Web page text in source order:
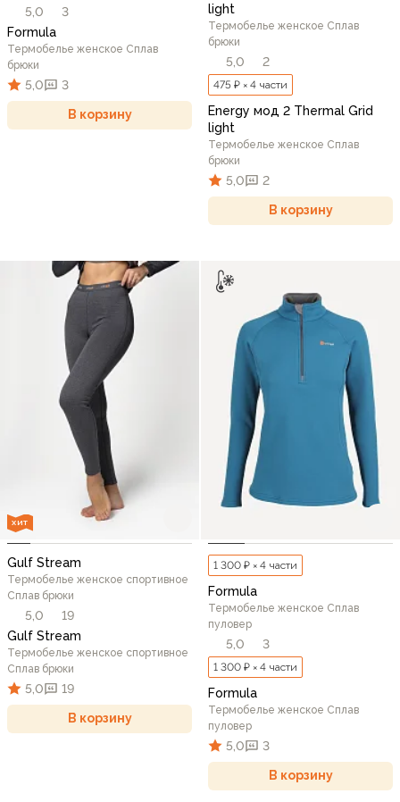
5,0
3
Formula
Термобелье женское Сплав
брюки
5,0 3
В корзину
light
Термобелье женское Сплав
брюки
5,0 2
475 ₽ × 4 части
Energy мод 2 Thermal Grid
light
Термобелье женское Сплав
брюки
5,0 2
В корзину
ХИТ
Gulf Stream
Термобелье женское спортивное
Сплав брюки
5,0
19
Gulf Stream
Термобелье женское спортивное
Сплав брюки
5,0 19
В корзину
1 300 ₽ × 4 части
Formula
Термобелье женское Сплав
пуловер
5,0 3
1 300 ₽ × 4 части
Formula
Термобелье женское Сплав
пуловер
5,0 3
В корзину